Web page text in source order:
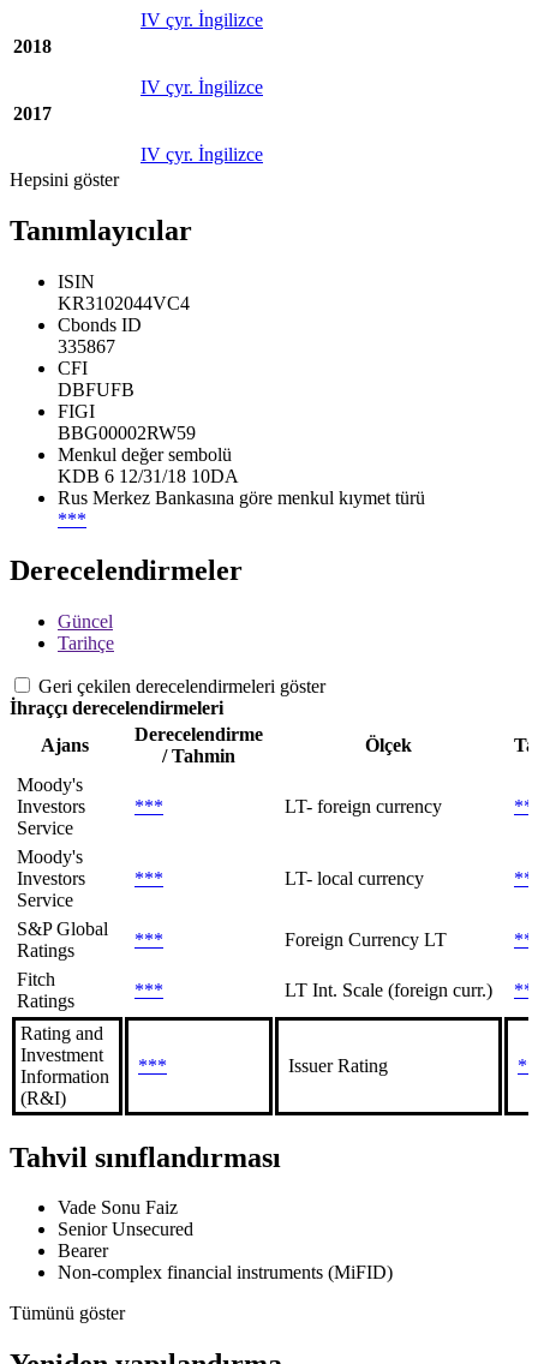
IV çyr. İngilizce
2018
IV çyr. İngilizce
2017
IV çyr. İngilizce
Hepsini göster
Tanımlayıcılar
ISIN
KR3102044VC4
Cbonds ID
335867
CFI
DBFUFB
FIGI
BBG00002RW59
Menkul değer sembolü
KDB 6 12/31/18 10DA
Rus Merkez Bankasına göre menkul kıymet türü
***
Derecelendirmeler
Güncel
Tarihçe
Geri çekilen derecelendirmeleri göster
İhraççı derecelendirmeleri
Ajans
Derecelendirme
/ Tahmin
Ölçek
Moody's
Investors
Service
*** LT- foreign currency
Moody's
Investors
Service
*** LT- local currency
S&P Global
Ratings
*** Foreign Currency LT
Fitch
Ratings
*** LT Int. Scale (foreign curr.)
Rating and
Investment
Information
(R&I)
*** Issuer Rating
Tahvil sınıflandırması
Vade Sonu Faiz
Senior Unsecured
Bearer
Non-complex financial instruments (MiFID)
Tümünü göster